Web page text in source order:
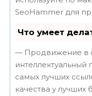
SeoHammer для
Что умеет
— Продвижение в
интеллектуальный
самых лучших
качества у лучших